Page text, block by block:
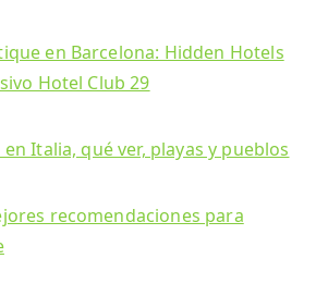
en Barcelona: Hidden Hotels
Hotel Club 29
Italia, qué ver, playas y pueblos
recomendaciones para